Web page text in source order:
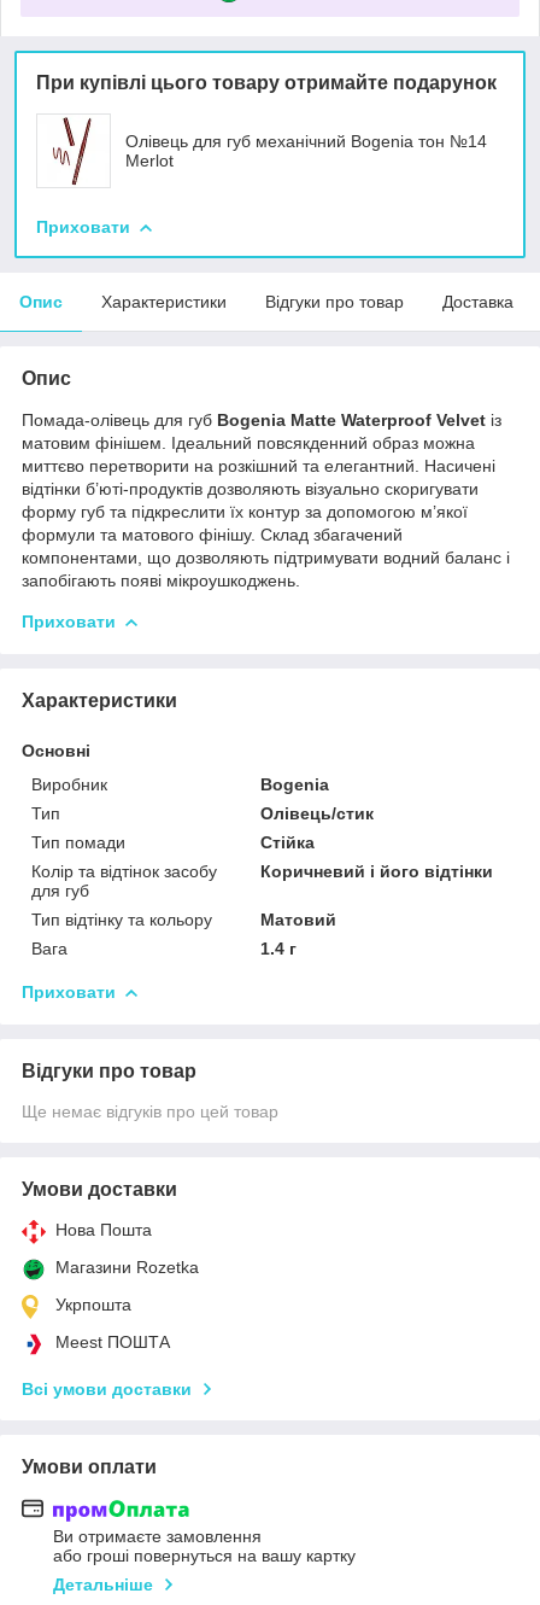
При купівлі цього товару отримайте подарунок
Олівець для губ механічний Bogenia тон №14
Merlot
Приховати
Опис Характеристики Відгуки про товар Доставка
Опис
Помада-олівець для губ Bogenia Matte Waterproof Velvet із
матовим фінішем. Ідеальний повсякденний образ можна
миттєво перетворити на розкішний та елегантний. Насичені
відтінки б’юті-продуктів дозволяють візуально скоригувати
форму губ та підкреслити їх контур за допомогою м’якої
формули та матового фінішу. Склад збагачений
компонентами, що дозволяють підтримувати водний баланс і
запобігають появі мікроушкоджень.
Приховати
Характеристики
Основні
Виробник
Bogenia
Тип
Олівець/стик
Тип помади
Стійка
Колір та відтінок засобу
для губ
Коричневий і його відтінки
Тип відтінку та кольору
Матовий
Вага
1.4 г
Приховати
Відгуки про товар
Ще немає відгуків про цей товар
Умови доставки
Нова Пошта
Магазини Rozetka
Укрпошта
Meest ПОШТА
Всі умови доставки
Умови оплати
Ви отримаєте замовлення
або гроші повернуться на вашу картку
Детальніше